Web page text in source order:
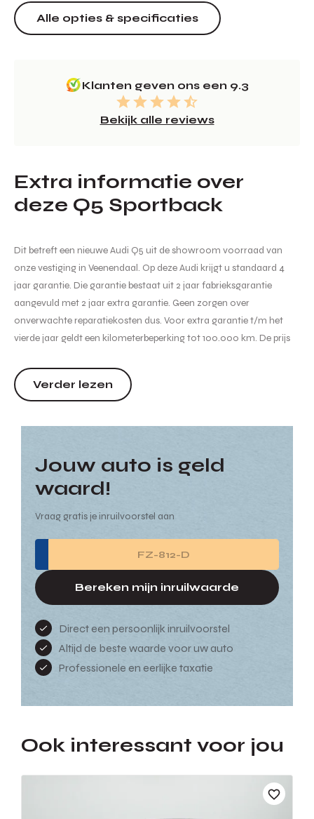
Alle opties & specificaties
Klanten geven ons een 9.3
Bekijk alle reviews
Extra informatie over
deze Q5 Sportback
Dit betreft een nieuwe Audi Q5 uit de showroom voorraad van
onze vestiging in Veenendaal. Op deze Audi krijgt u standaard 4
jaar garantie. Die garantie bestaat uit 2 jaar fabrieksgarantie
aangevuld met 2 jaar extra garantie. Geen zorgen over
onverwachte reparatiekosten dus. Voor extra garantie t/m het
vierde jaar geldt een kilometerbeperking tot 100.000 km. De prijs
recyclingbijdrage en leges. Er is mogelijk extra inruilpremie van t...
Verder lezen
Jouw auto is geld
waard!
Vraag gratis je inruilvoorstel aan
Bereken mijn inruilwaarde
Direct een persoonlijk inruilvoorstel
Altijd de beste waarde voor uw auto
Professionele en eerlijke taxatie
Ook interessant voor jou